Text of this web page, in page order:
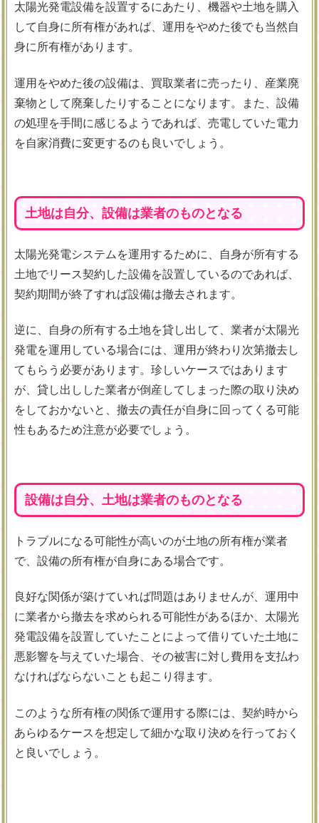
太陽光発電設備を設置するにあたり、機器や土地を購入
して自身に所有権があれば、運用をやめた後でも当然自
身に所有権があります。
運用をやめた後の設備は、買取業者に売ったり、産業廃
棄物として廃棄したりすることになります。また、設備
の処理を手間に感じるようであれば、売電していた電力
を自家消費に変更するのも良いでしょう。
土地は自分、設備は業者のものとなる
太陽光発電システムを運用するために、自身が所有する
土地でリース契約した設備を設置しているのであれば、
契約期間が終了すれば設備は撤去されます。
逆に、自身の所有する土地を貸し出して、業者が太陽光
発電を運用している場合には、運用が終わり次第撤去し
てもらう必要があります。珍しいケースではあります
が、貸し出しした業者が倒産してしまった際の取り決め
をしておかないと、撤去の責任が自身に回ってくる可能
性もあるため注意が必要でしょう。
設備は自分、土地は業者のものとなる
トラブルになる可能性が高いのが土地の所有権が業者
で、設備の所有権が自身にある場合です。
良好な関係が築けていれば問題はありませんが、運用中
に業者から撤去を求められる可能性があるほか、太陽光
発電設備を設置していたことによって借りていた土地に
悪影響を与えていた場合、その被害に対し費用を支払わ
なければならないことも起こり得ます。
このような所有権の関係で運用する際には、契約時から
あらゆるケースを想定して細かな取り決めを行っておく
と良いでしょう。